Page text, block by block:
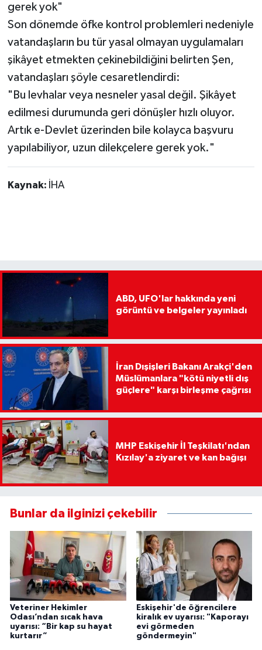
gerek yok"
Son dönemde öfke kontrol problemleri nedeniyle
vatandaşların bu tür yasal olmayan uygulamaları
şikâyet etmekten çekinebildiğini belirten Şen,
vatandaşları şöyle cesaretlendirdi:
"Bu levhalar veya nesneler yasal değil. Şikâyet
edilmesi durumunda geri dönüşler hızlı oluyor.
Artık e-Devlet üzerinden bile kolayca başvuru
yapılabiliyor, uzun dilekçelere gerek yok."
Kaynak: İHA
ABD, UFO'lar hakkında yeni
görüntü ve belgeler yayınladı
İran Dışişleri Bakanı Arakçi'den
Müslümanlara "kötü niyetli dış
güçlere" karşı birleşme çağrısı
MHP Eskişehir İl Teşkilatı'ndan
Kızılay'a ziyaret ve kan bağışı
Bunlar da ilginizi çekebilir
Veteriner Hekimler
Odası’ndan sıcak hava
uyarısı: “Bir kap su hayat
kurtarır”
Eskişehir'de öğrencilere
kiralık ev uyarısı: "Kaporayı
evi görmeden
göndermeyin"